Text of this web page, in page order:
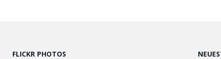
FLICKR PHOTOS